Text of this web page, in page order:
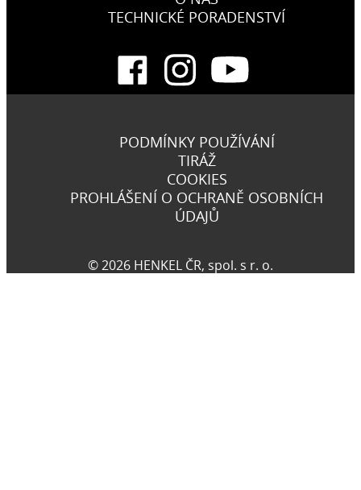
TECHNICKÉ PORADENSTVÍ
PODMÍNKY POUŽÍVÁNÍ
TIRÁŽ
COOKIES
PROHLÁŠENÍ O OCHRANĚ OSOBNÍCH
ÚDAJŮ
© 2026 HENKEL ČR, spol. s r. o.